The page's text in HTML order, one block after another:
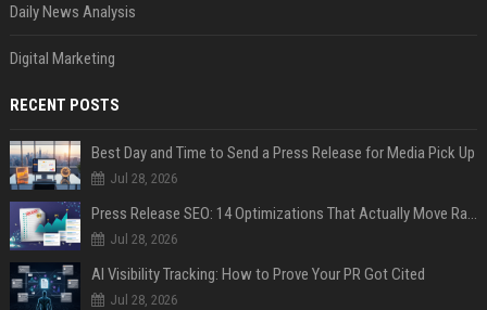
Daily News Analysis
Digital Marketing
RECENT POSTS
Best Day and Time to Send a Press Release for Media Pick Up
Jul 28, 2026
Press Release SEO: 14 Optimizations That Actually Move Rankings
Jul 28, 2026
AI Visibility Tracking: How to Prove Your PR Got Cited
Jul 28, 2026